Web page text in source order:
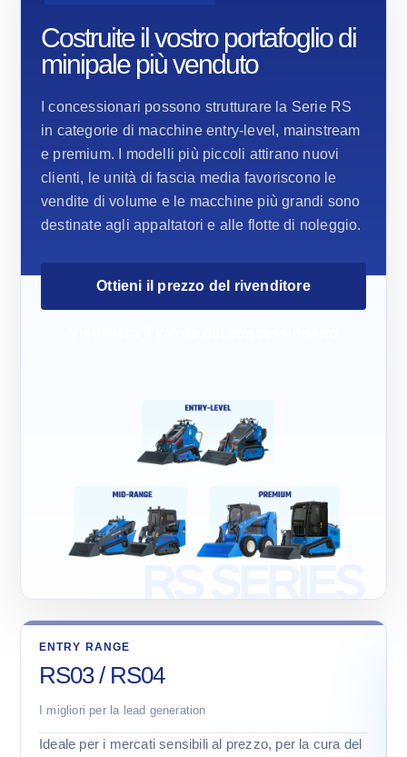
Costruite il vostro portafoglio di
minipale più venduto
I concessionari possono strutturare la Serie RS
in categorie di macchine entry-level, mainstream
e premium. I modelli più piccoli attirano nuovi
clienti, le unità di fascia media favoriscono le
vendite di volume e le macchine più grandi sono
destinate agli appaltatori e alle flotte di noleggio.
Ottieni il prezzo del rivenditore
ENTRY RANGE
RS03 / RS04
I migliori per la lead generation
Ideale per i mercati sensibili al prezzo, per la cura del